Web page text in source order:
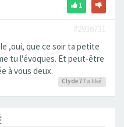
1
#2936731
,oui, que ce soir ta petite
tu l'évoques. Et peut-être
à vous deux.
Clyde77 a liké